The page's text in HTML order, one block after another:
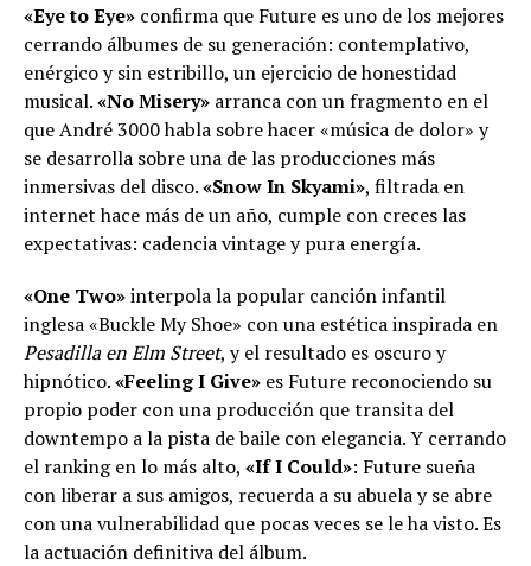
«Eye to Eye» confirma que Future es uno de los mejores
cerrando álbumes de su generación: contemplativo,
enérgico y sin estribillo, un ejercicio de honestidad
musical.«No Misery» arranca con un fragmento en el
que André 3000 habla sobre hacer «música de dolor» y
se desarrolla sobre una de las producciones más
inmersivas del disco.«Snow In Skyami», filtrada en
internet hace más de un año, cumple con creces las
expectativas: cadencia vintage y pura energía.
«One Two»interpola la popular canción infantil
inglesa «Buckle My Shoe» con una estética inspirada en
Pesadilla en Elm Street, y el resultado es oscuro y
hipnótico.«Feeling I Give» es Future reconociendo su
propio poder con una producción que transita del
downtempo a la pista de baile con elegancia. Y cerrando
el ranking en lo más alto, «If I Could»: Future sueña
con liberar a sus amigos, recuerda a su abuela y se abre
con una vulnerabilidad que pocas veces se le ha visto. Es
la actuación definitiva del álbum.